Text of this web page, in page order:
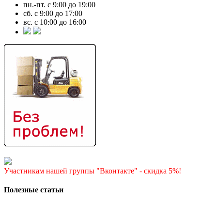
пн.-пт. с 9:00 до 19:00
сб. с 9:00 до 17:00
вс. с 10:00 до 16:00
Участникам нашей группы "Вконтакте" - скидка 5%!
Полезные статьи